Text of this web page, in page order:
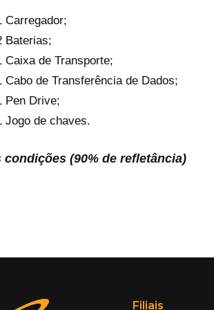
Carregador;
Baterias;
Caixa de Transporte;
Cabo de Transferência de Dados;
Pen Drive;
Jogo de chaves.
condições (90% de refletância)
Filiais